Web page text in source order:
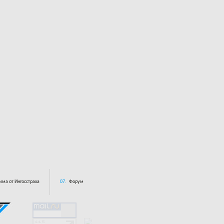
от Ингосстраха 07. Форум